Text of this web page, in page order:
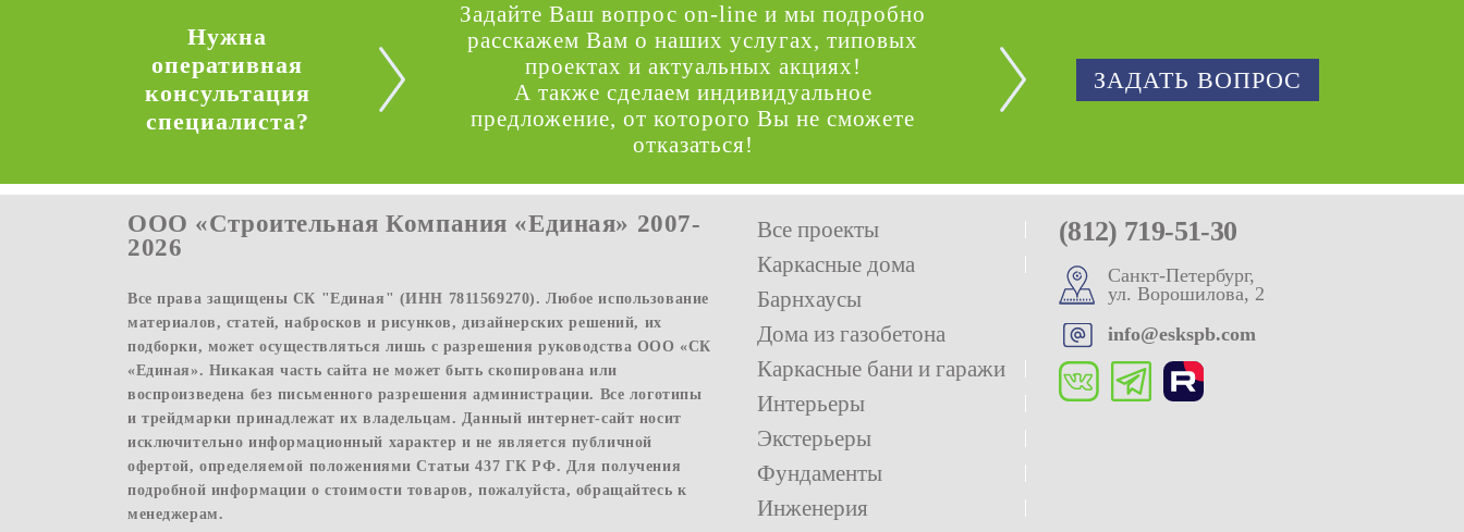
Нужна
оперативная
консультация
специалиста?
Задайте Ваш вопрос on-line и мы подробно
расскажем Вам о наших услугах, типовых
проектах и актуальных акциях!
А также сделаем индивидуальное
предложение, от которого Вы не сможете
отказаться!
ЗАДАТЬ ВОПРОС
ООО «Строительная Компания «Единая» 2007-
2026
Все права защищены СК "Единая" (ИНН 7811569270). Любое использование
материалов, статей, набросков и рисунков, дизайнерских решений, их
подборки, может осуществляться лишь с разрешения руководства ООО «СК
«Единая». Никакая часть сайта не может быть скопирована или
воспроизведена без письменного разрешения администрации. Все логотипы
и трейдмарки принадлежат их владельцам. Данный интернет-сайт носит
исключительно информационный характер и не является публичной
офертой, определяемой положениями Статьи 437 ГК РФ. Для получения
подробной информации о стоимости товаров, пожалуйста, обращайтесь к
менеджерам.
Все проекты
Каркасные дома
Барнхаусы
Дома из газобетона
Каркасные бани и гаражи
Интерьеры
Экстерьеры
Фундаменты
Инженерия
(812) 719-51-30
Санкт-Петербург,
ул. Ворошилова, 2
info@eskspb.com